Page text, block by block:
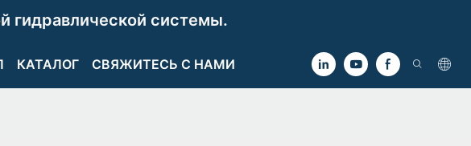
гидравлической системы.
КАТАЛОГ СВЯЖИТЕСЬ С НАМИ